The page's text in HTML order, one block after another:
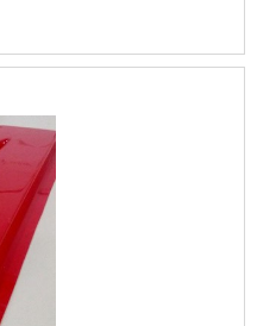
um novo
do
à água
tempo; Não
pesados
em pintura)
no formato